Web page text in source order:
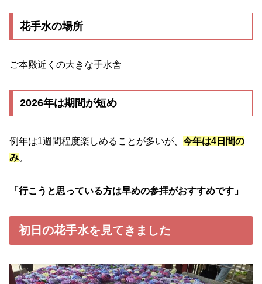
花手水の場所
ご本殿近くの大きな手水舎
2026年は期間が短め
例年は1週間程度楽しめることが多いが、 今年は4日間の
み。
「行こうと思っている方は早めの参拝がおすすめです」
初日の花手水を見てきました